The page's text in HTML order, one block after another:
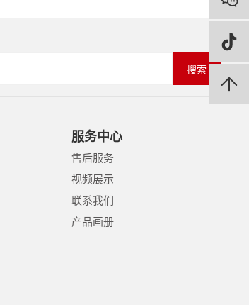
搜索
服务中心
售后服务
视频展示
联系我们
产品画册